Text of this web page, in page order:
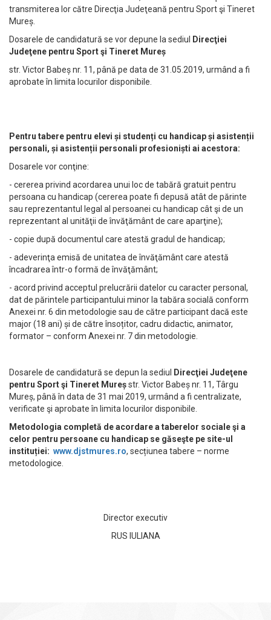
transmiterea lor către Direcţia Judeţeană pentru Sport şi Tineret
Mureș.
Dosarele de candidatură se vor depune la sediul
Direcţiei
Judeţene pentru Sport şi Tineret Mureș
str. Victor Babeș nr. 11, până pe data de 31.05.2019, urmând a fi
aprobate în limita locurilor disponibile.
Pentru tabere pentru elevi și studenți cu handicap și asistenții
personali, și asistenții personali profesioniști ai acestora:
Dosarele vor conţine:
- cererea privind acordarea unui loc de tabără gratuit pentru
persoana cu handicap (cererea poate fi depusă atât de părinte
sau reprezentantul legal al persoanei cu handicap cât şi de un
reprezentant al unităţii de învăţământ de care aparţine);
- copie după documentul care atestă gradul de handicap;
- adeverinţa emisă de unitatea de învăţământ care atestă
încadrarea într-o formă de învăţământ;
- acord privind acceptul prelucrării datelor cu caracter personal,
dat de părintele participantului minor la tabăra socială conform
Anexei nr. 6 din metodologie sau de către participant dacă este
major (18 ani) și de către însoțitor, cadru didactic, animator,
formator – conform Anexei nr. 7 din metodologie.
Dosarele de candidatură se depun la sediul
Direcţiei Judeţene
pentru Sport şi Tineret Mureșstr. Victor Babeș nr. 11, Târgu
Mureș, până în data de 31 mai 2019, urmând a fi centralizate,
verificate şi aprobate în limita locurilor disponibile.
Metodologia completă de acordare a taberelor sociale şi a
celor pentru persoane cu handicap se găseşte pe site-ul
instituției: www.djstmures.ro, secțiunea tabere – norme
metodologice.
Director executiv
RUS IULIANA